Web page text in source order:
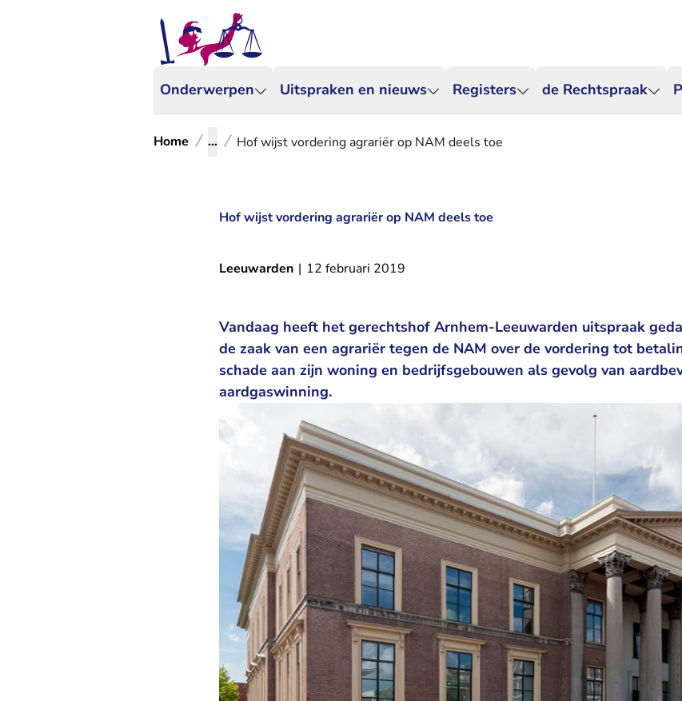
Onderwerpen Uitspraken en nieuws Registers de Rechtspraak
Home ... Hof wijst vordering agrariër op NAM deels toe
Hof wijst vordering agrariër op NAM deels toe
Leeuwarden | 12 februari 2019
Vandaag heeft het gerechtshof Arnhem-Leeuwarden uitspraak
de zaak van een agrariër tegen de NAM over de vordering tot
schade aan zijn woning en bedrijfsgebouwen als gevolg van
aardgaswinning.